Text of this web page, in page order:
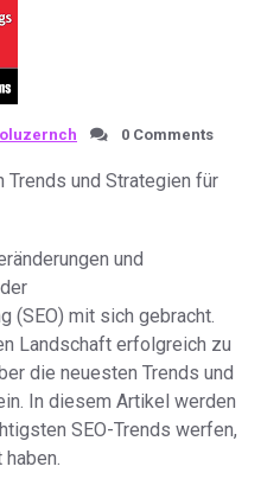
0 Comments
Trends und Strategien für
und
(SEO) mit sich gebracht.
Landschaft erfolgreich zu
die neuesten Trends und
In diesem Artikel werden
SEO-Trends werfen,